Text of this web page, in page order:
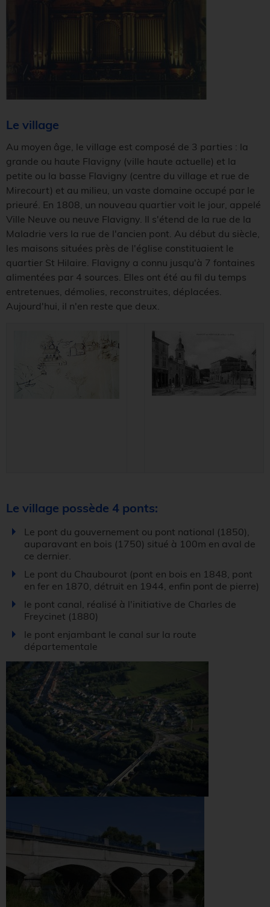
Le village
Au moyen âge, le village est composé de 3 parties : la
grande ou haute Flavigny (ville haute actuelle) et la
petite ou la basse Flavigny (centre du village et rue de
Mirecourt) et au milieu, un vaste domaine occupé par le
prieuré. En 1808, un nouveau quartier voit le jour, appelé
Ville Neuve ou neuve Flavigny. Il s'étend de la rue de la
Maladrie vers la rue de l'ancien pont. Au début du siècle,
les maisons situées près de l'église constituaient le
quartier St Hilaire. Flavigny a connu jusqu'à 7 fontaines
alimentées par 4 sources. Elles ont été au fil du temps
entretenues, démolies, reconstruites, déplacées.
Aujourd'hui, il n'en reste que deux.
Le village possède 4 ponts:
Le pont du gouvernement ou pont national (1850),
auparavant en bois (1750) situé à 100m en aval de
ce dernier.
Le pont du Chaubourot (pont en bois en 1848, pont
en fer en 1870, détruit en 1944, enfin pont de pierre)
le pont canal, réalisé à l'initiative de Charles de
Freycinet (1880)
le pont enjambant le canal sur la route
départementale